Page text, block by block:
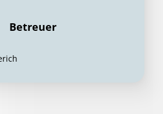
Betreuer